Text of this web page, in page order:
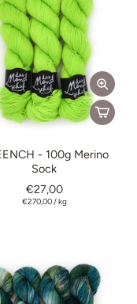
- 100g Merino
Sock
€27,00
€270,00/kg